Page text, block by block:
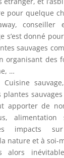
pour quelque
conseiller
s’est donné
sauvages
organisant des
…
plantes
apporter de
impacts sur
nature et à soi-
alors